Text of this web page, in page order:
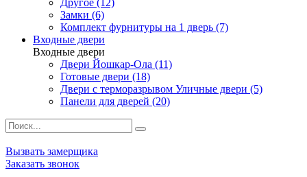
Другое (12)
Замки (6)
Комплект фурнитуры на 1 дверь (7)
Входные двери
Входные двери
Двери Йошкар-Ола (11)
Готовые двери (18)
Двери с терморазрывом Уличные двери (5)
Панели для дверей (20)
Вызвать замерщика
Заказать звонок